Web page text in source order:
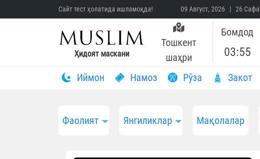
Сайт тест ҳолатида ишламоқда! 09 Август, 2026 | 26
Ҳидоят маскани
Тошкент
шаҳри
Бомдод
03:55
Иймон Намоз Рўза Закот
Фаолият Янгиликлар Мақолалар